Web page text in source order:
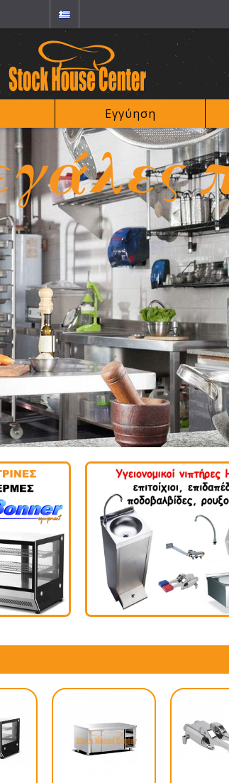
Εγγύηση